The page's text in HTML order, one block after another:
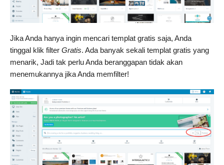
Jika Anda hanya ingin mencari templat gratis saja, Anda
tinggal klik filter Gratis. Ada banyak sekali templat gratis yang
menarik, Jadi tak perlu Anda beranggapan tidak akan
menemukannya jika Anda memfilter!